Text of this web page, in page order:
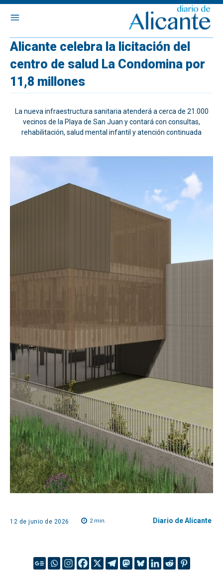
Alicante celebra la licitación del
centro de salud La Condomina por
11,8 millones
La nueva infraestructura sanitaria atenderá a cerca de 21.000
vecinos de la Playa de San Juan y contará con consultas,
rehabilitación, salud mental infantil y atención continuada
12 de junio de 2026 2min. Diario de Alicante